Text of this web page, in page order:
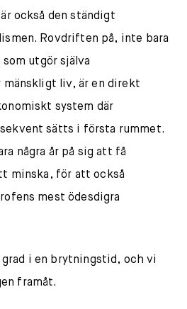
också den ständigt
Rovdriften på, inte bara
utgör själva
liv, är en direkt
system där
sätts i första rummet.
några år på sig att få
minska, för att också
mest ödesdigra
i en brytningstid, och vi
framåt.